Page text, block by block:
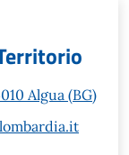
Algua (BG)